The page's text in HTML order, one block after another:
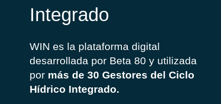
Integrado
WIN es la plataforma digital
desarrollada por Beta 80 y utilizada
por más de 30 Gestores del Ciclo
Hídrico Integrado.